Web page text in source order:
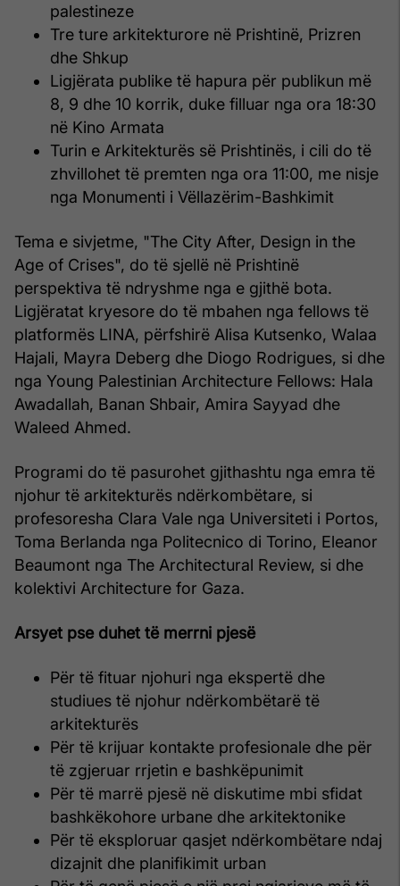
palestineze
Tre ture arkitekturore në Prishtinë, Prizren
dhe Shkup
Ligjërata publike të hapura për publikun më
8, 9 dhe 10 korrik, duke filluar nga ora 18:30
në Kino Armata
Turin e Arkitekturës së Prishtinës, i cili do të
zhvillohet të premten nga ora 11:00, me nisje
nga Monumenti i Vëllazërim-Bashkimit
Tema e sivjetme, "The City After, Design in the
Age of Crises", do të sjellë në Prishtinë
perspektiva të ndryshme nga e gjithë bota.
Ligjëratat kryesore do të mbahen nga fellows të
platformës LINA, përfshirë Alisa Kutsenko, Walaa
Hajali, Mayra Deberg dhe Diogo Rodrigues, si dhe
nga Young Palestinian Architecture Fellows: Hala
Awadallah, Banan Shbair, Amira Sayyad dhe
Waleed Ahmed.
Programi do të pasurohet gjithashtu nga emra të
njohur të arkitekturës ndërkombëtare, si
profesoresha Clara Vale nga Universiteti i Portos,
Toma Berlanda nga Politecnico di Torino, Eleanor
Beaumont nga The Architectural Review, si dhe
kolektivi Architecture for Gaza.
Arsyet pse duhet të merrni pjesë
Për të fituar njohuri nga ekspertë dhe
studiues të njohur ndërkombëtarë të
arkitekturës
Për të krijuar kontakte profesionale dhe për
të zgjeruar rrjetin e bashkëpunimit
Për të marrë pjesë në diskutime mbi sfidat
bashkëkohore urbane dhe arkitektonike
Për të eksploruar qasjet ndërkombëtare ndaj
dizajnit dhe planifikimit urban